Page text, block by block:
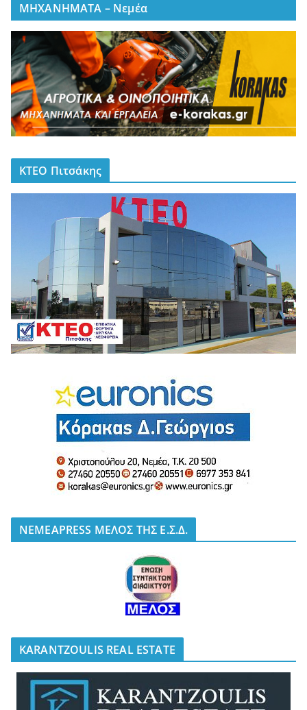
ΜΗΧΑΝΗΜΑΤΑ – Νεμέα
ΚΤΕΟ Πιτσάκης
NEMEAPRESS ΜΕΛΟΣ ΤΗΣ Ε.Σ.Δ.
KARANTZOULIS REAL ESTATE